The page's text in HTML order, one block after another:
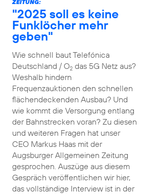
ZEITUNG:
"2025 soll es keine
Funklöcher mehr
geben"
Wie schnell baut Telefónica
Deutschland / O2das 5G Netz aus?
Weshalb hindern
Frequenzauktionen den schnellen
flächendeckenden Ausbau? Und
wie kommt die Versorgung entlang
der Bahnstrecken voran? Zu diesen
und weiteren Fragen hat unser
CEO Markus Haas mit der
Augsburger Allgemeinen Zeitung
gesprochen. Auszüge aus diesem
Gespräch veröffentlichen wir hier,
das vollständige Interview ist in der